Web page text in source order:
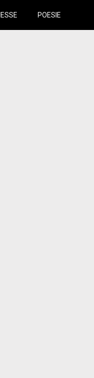
POESIE